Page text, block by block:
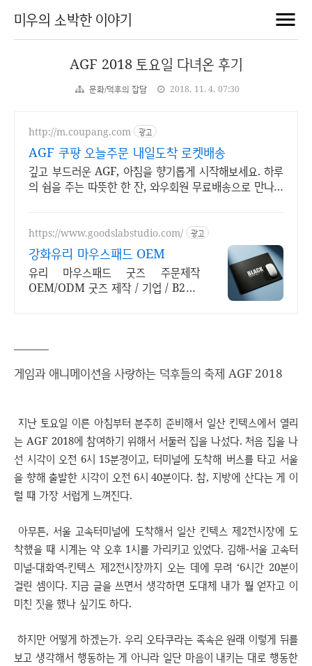
미우의 소박한 이야기
AGF 2018 토요일 다녀온 후기
문화/덕후의 잡담 2018. 11. 4. 07:30
http://m.coupang.com 광고
AGF 쿠팡 오늘주문 내일도착 로켓배송
깊고 부드러운 AGF, 아침을 향기롭게 시작해보세요. 하루
의 쉼을 주는 따뜻한 한 잔, 와우회원 무료배송으로 만나보
https://www.goodslabstudio.com/ 광고
강화유리 마우스패드 OEM
유리 마우스패드 굿즈 주문제작
OEM/ODM 굿즈 제작 / 기업 / B2B /
게임과 애니메이션을 사랑하는 덕후들의 축제 AGF 2018
지난 토요일 이른 아침부터 분주히 준비해서 일산 킨텍스에서 열리
는 AGF 2018에 참여하기 위해서 서둘러 집을 나섰다. 처음 집을 나
선 시각이 오전 6시 15분경이고, 터미널에 도착해 버스를 타고 서울
을 향해 출발한 시각이 오전 6시 40분이다. 참, 지방에 산다는 게 이
럴 때 가장 서럽게 느껴진다.
아무튼, 서울 고속터미널에 도착해서 일산 킨텍스 제2전시장에 도
착했을 때 시계는 약 오후 1시를 가리키고 있었다. 김해-서울 고속터
미널-대화역-킨텍스 제2전시장까지 오는 데에 무려 ‘6시간 20분이
걸린 셈이다. 지금 글을 쓰면서 생각하면 도대체 내가 뭘 얻자고 이
미친 짓을 했나 싶기도 하다.
하지만 어떻게 하겠는가. 우리 오타쿠라는 족속은 원래 이렇게 뒤를
보고 생각해서 행동하는 게 아니라 일단 마음이 내키는 대로 행동한